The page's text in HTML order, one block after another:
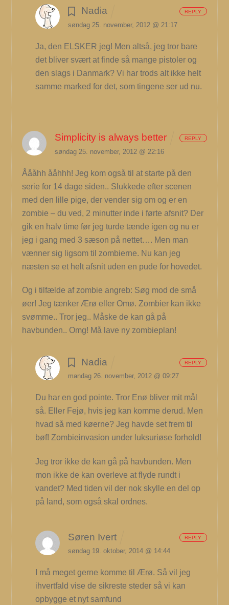
Nadia
søndag 25. november, 2012 @ 21:17
Ja, den ELSKER jeg! Men altså, jeg tror bare
det bliver svært at finde så mange pistoler og
den slags i Danmark? Vi har trods alt ikke helt
samme marked for det, som tingene ser ud nu.
REPLY
Simplicity is always better
søndag 25. november, 2012 @ 22:16
Åååhh ååhhh! Jeg kom også til at starte på den
serie for 14 dage siden.. Slukkede efter scenen
med den lille pige, der vender sig om og er en
zombie – du ved, 2 minutter inde i førte afsnit? Der
gik en halv time før jeg turde tænde igen og nu er
jeg i gang med 3 sæson på nettet…. Men man
vænner sig ligsom til zombierne. Nu kan jeg
næsten se et helt afsnit uden en pude for hovedet.
Og i tilfælde af zombie angreb: Søg mod de små
øer! Jeg tænker Ærø eller Omø. Zombier kan ikke
svømme.. Tror jeg.. Måske de kan gå på
havbunden.. Omg! Må lave ny zombieplan!
REPLY
Nadia
mandag 26. november, 2012 @ 09:27
Du har en god pointe. Tror Enø bliver mit mål
så. Eller Fejø, hvis jeg kan komme derud. Men
hvad så med køerne? Jeg havde set frem til
bøf! Zombieinvasion under luksuriøse forhold!
Jeg tror ikke de kan gå på havbunden. Men
mon ikke de kan overleve at flyde rundt i
vandet? Med tiden vil der nok skylle en del op
på land, som også skal ordnes.
REPLY
Søren Ivert
søndag 19. oktober, 2014 @ 14:44
I må meget gerne komme til Ærø. Så vil jeg
ihvertfald vise de sikreste steder så vi kan
opbygge et nyt samfund
REPLY